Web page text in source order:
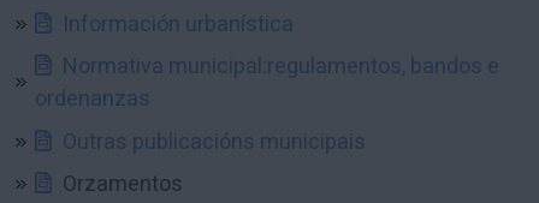
Información urbanística
Normativa municipal:regulamentos, bandos e
ordenanzas
Outras publicacións municipais
Orzamentos